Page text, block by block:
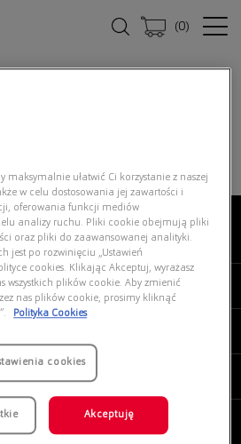
(0)
maksymalnie ułatwić Ci korzystanie z naszej
w celu dostosowania jej zawartości i
oferowania funkcji mediów
analizy ruchu. Pliki cookie obejmują pliki
oraz pliki do zaawansowanej analityki.
jest po rozwinięciu „Ustawień
cookies. Klikając Akceptuj, wyrażasz
wszystkich plików cookie. Aby zmienić
nas plików cookie, prosimy kliknąć
Polityka Cookies
cookies
Akceptuję